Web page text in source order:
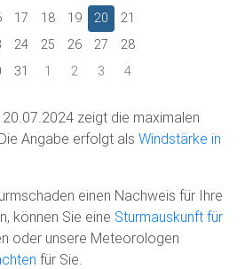
17 18 19 20
21
24 25 26 27
28
31 1 2 3 4
zeigt die maximalen
Angabe erfolgt als Windstärke in
einen Nachweis für Ihre
können Sie eine Sturmauskunft für
oder unsere Meteorologen
für Sie.